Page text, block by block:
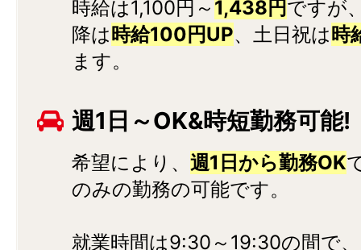
時給は1,100円～ 1,438円ですが
降は時給100円UP、土日祝は時
ます。
週1日～OK&時短勤務可能!
希望により、週1日から勤務OK
のみの勤務の可能です。
就業時間は9:30～19:30の間で